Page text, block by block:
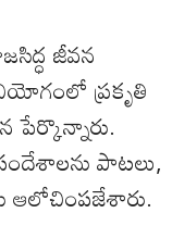
జీవన
ప్రకృతి
పేర్కొన్నారు.
పాటలు,
ఆలోచింపజేశారు.